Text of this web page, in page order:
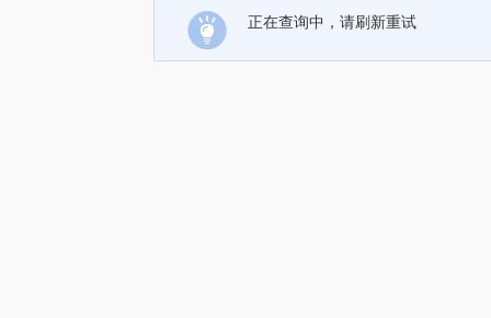
正在查询中，请刷新重试